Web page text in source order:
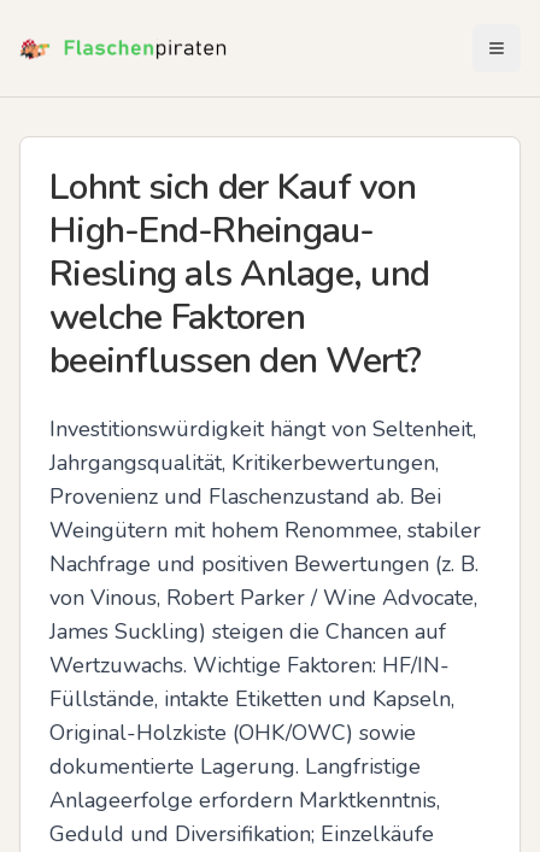
Lohnt sich der Kauf von
High-End-Rheingau-
Riesling als Anlage, und
welche Faktoren
beeinflussen den Wert?
Investitionswürdigkeit hängt von Seltenheit,
Jahrgangsqualität, Kritikerbewertungen,
Provenienz und Flaschenzustand ab. Bei
Weingütern mit hohem Renommee, stabiler
Nachfrage und positiven Bewertungen (z. B.
von Vinous, Robert Parker / Wine Advocate,
James Suckling) steigen die Chancen auf
Wertzuwachs. Wichtige Faktoren: HF/IN-
Füllstände, intakte Etiketten und Kapseln,
Original-Holzkiste (OHK/OWC) sowie
dokumentierte Lagerung. Langfristige
Anlageerfolge erfordern Marktkenntnis,
Geduld und Diversifikation; Einzelkäufe